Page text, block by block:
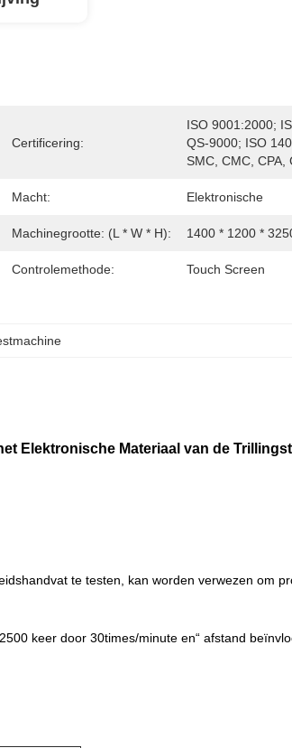
Certificering:
ISO 9001:2000;
QS-9000; ISO
SMC, CMC, CPA,
Macht: Elektronische
Machinegrootte: (L * W * H): 1400 * 1200 *
Controlemethode: Touch Screen
Elektronische Materiaal van de
te testen, kan worden verwezen om
keer door 30times/minute en“ afstand